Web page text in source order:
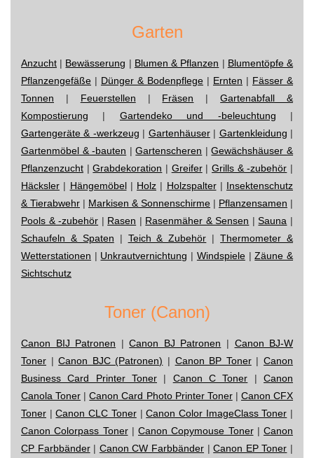
Garten
Anzucht | Bewässerung | Blumen & Pflanzen | Blumentöpfe &
Pflanzengefäße | Dünger & Bodenpflege | Ernten | Fässer &
Tonnen | Feuerstellen | Fräsen |Gartenabfall &
Kompostierung | Gartendeko und -beleuchtung |
Gartengeräte & -werkzeug | Gartenhäuser| Gartenkleidung |
Gartenmöbel & -bauten |Gartenscheren |Gewächshäuser &
Pflanzenzucht |Grabdekoration | Greifer|Grills & -zubehör |
Häcksler | Hängemöbel| Holz | Holzspalter| Insektenschutz
& Tierabwehr | Markisen & Sonnenschirme | Pflanzensamen |
Pools & -zubehör | Rasen | Rasenmäher & Sensen |Sauna |
Schaufeln & Spaten | Teich & Zubehör |Thermometer &
Wetterstationen | Unkrautvernichtung | Windspiele|Zäune &
Sichtschutz
Toner (Canon)
Canon BIJ Patronen |Canon BJ Patronen | Canon BJ-W
Toner |Canon BJC (Patronen) | Canon BP Toner|Canon
Business Card Printer Toner | Canon C Toner |Canon
Canola Toner |Canon Card Photo Printer Toner| Canon CFX
Toner |Canon CLC Toner|Canon Color ImageClass Toner |
Canon Colorpass Toner| Canon Copymouse Toner| Canon
CP Farbbänder| Canon CW Farbbänder |Canon EP Toner |